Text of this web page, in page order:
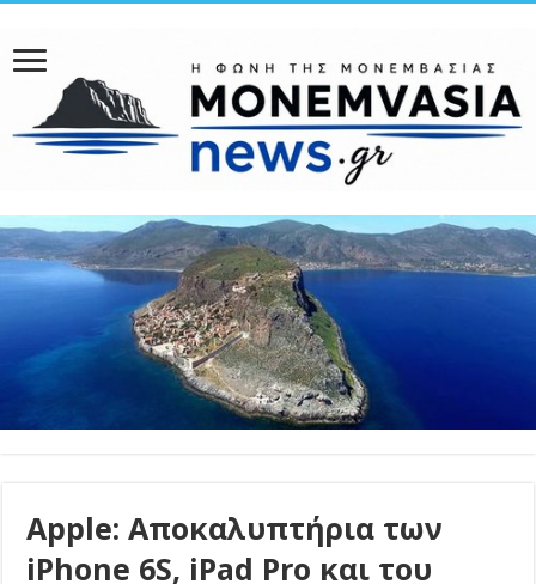
Apple: Αποκαλυπτήρια των
iPhone 6S, iPad Pro και του